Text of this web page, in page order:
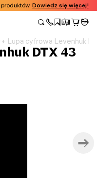
Dowiedz się więcej!
Lupa cyfrowa Levenhuk
DTX 43